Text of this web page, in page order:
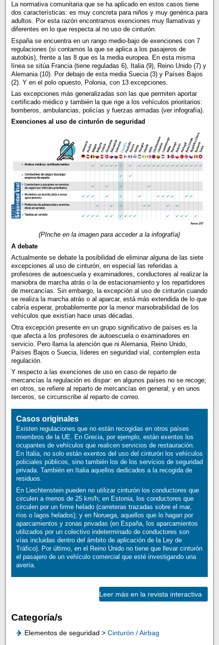
La normativa comunitaria que se ha aplicado en estos casos tiene
dos características: es muy concreta para niños y muy genérica para
adultos. Por esta razón encontramos exenciones muy llamativas y
diferentes en lo que respecta al no uso de cinturón.
España se encuentra en un rango medio-bajo de exenciones con 7
regulaciones (si contamos la que se aplica a los pasajeros de
autobús), frente a las 8 que es la media europea. En esta misma
línea se sitúa Francia (tiene reguladas 6), Italia (9), Reino Unido (7) y
Alemania (10). Por debajo de esta media Suecia (3) y Países Bajos
(2). Y en el polo opuesto, Polonia, con 13 excepciones.
Las excepciones más generalizadas son las que permiten aportar
certificado médico y también la que rige a los vehículos prioritarios:
bomberos, ambulancias, policías y fuerzas armadas (ver infografía).
Exenciones al uso de cinturón de seguridad
(PInche en la imagen para acceder a la infografía)
A debate
Actualmente se debate la posibilidad de eliminar alguna de las siete
excepciones al uso de cinturón, en especial las referidas a
profesores de autoescuela y examinadores, conductores al realizar la
maniobra de marcha atrás o la de estacionamiento y los repartidores
de mercancías. Sin embargo, la excepción al uso de cinturón cuando
se realiza la marcha atrás o al aparcar, está más extendida de lo que
cabría esperar, probablemente por la menor maniobrabilidad de los
vehículos que existían hace unas décadas.
Otra excepción presente en un grupo significativo de países es la
que afecta a los profesores de autoescuela o examinadores en
servicio. Pero llama la atención que ni Alemania, Reino Unido,
Países Bajos o Suecia, líderes en seguridad vial, contemplen esta
regulación.
Y respecto a las exenciones de uso en caso de reparto de
mercancías la regulación es dispar: en algunos países no se recoge;
en otros, se refiere al reparto de mercancías en general; y en unos
terceros, se circunscribe al reparto de correo.
Casos originales
Existen regulaciones que no están recogidas en otros países
miembros de la UE. En Grecia, por ejemplo, están exentos los
ocupantes de vehículos que realicen servicios de restauración.
En Italia, no solo están exentos del uso del cinturón los vehículos
policiales públicos, sino también los de los servicios de seguridad
privada. También en Italia aquellos dedicados a la recogida de
residuos.
En Liechtenstein pueden no utilizar cinturón los conductores que
circulen a menos de 25 km/h; en Estonia, los conductores que
circulen por un firme helado (carreteras trazadas sobre el mar,
ríos o lagos helados); y en Noruega, aquellos que lo hagan por
aparcamientos y zonas privadas (en España, los aparcamientos
utilizados por un colectivo indeterminado de conductores son
vías incluidas dentro del ámbito de aplicación de la Ley de
Tráfico). Por último, en el Reino Unido no tiene que llevar cinturón
el pasajero de un vehículo comercial que esté investigando una
avería.
Leer más en la revista interactiva
Categoría/s
Elementos de seguridad > Cinturón / Airbag